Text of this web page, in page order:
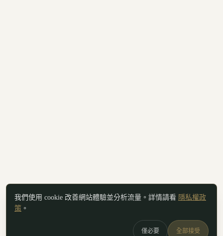
我們使用 cookie 改善網站體驗並分析流量。詳情請看 隱私權政
策 。
僅必要 全部接受